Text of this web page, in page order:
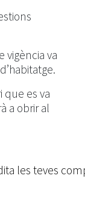
vigència va
que es va
a obrir al
les teves